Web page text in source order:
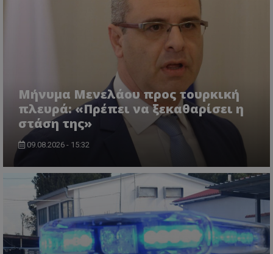
Μήνυμα Μενελάου προς τουρκική
πλευρά: «Πρέπει να ξεκαθαρίσει η
στάση της»
09.08.2026 - 15:32
χωρίς τα απολύτως απαραίτητα cookies.
Ονοματεπώνυμο
Προμηθευτής
ASP.NET_SessionId
Microsoft Corporation